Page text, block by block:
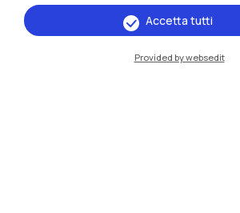
Sedi
Milano Leonardo
Accetta tutti
Provided by websedit